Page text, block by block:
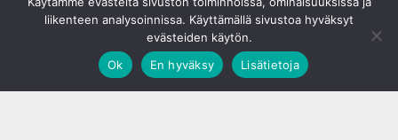
liikenteen analysoinnissa. Käyttämällä sivustoa hyväksyt
evästeiden käytön.
Ok
En hyväksy Lisätietoja